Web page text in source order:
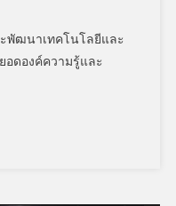
พัฒนาเทคโนโลยีและ
อดองค์ความรู้และ